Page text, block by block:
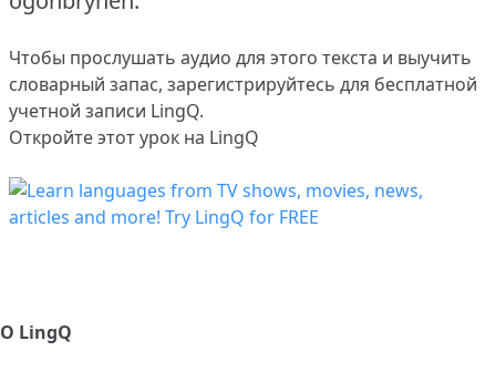
Чтобы прослушать аудио для этого текста и выучить
словарный запас, зарегистрируйтесь для бесплатной
учетной записи LingQ.
Откройте этот урок на LingQ
О LingQ